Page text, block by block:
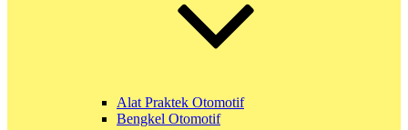
Alat Praktek Otomotif
Bengkel Otomotif